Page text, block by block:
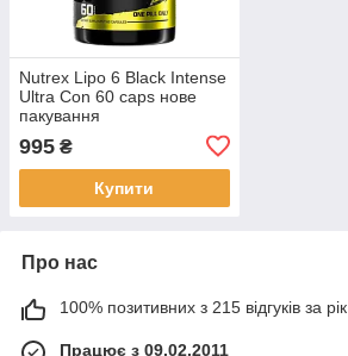
Nutrex Lipo 6 Black Intense
Ultra Con 60 caps нове
пакування
995 ₴
Купити
Про нас
100% позитивних з 215 відгуків за рік
Працює з 09.02.2011